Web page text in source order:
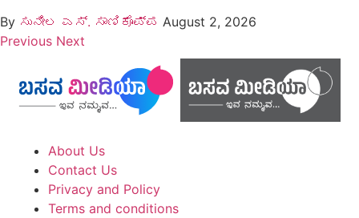
By ಸುನೀಲ ಎಸ್. ಸಾಣಿಕೊಪ್ಪ August 2, 2026
Previous Next
About Us
Contact Us
Privacy and Policy
Terms and conditions